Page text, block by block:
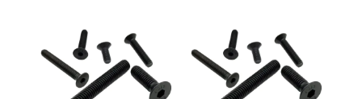
M3x14mm
en
M4x8mm
en